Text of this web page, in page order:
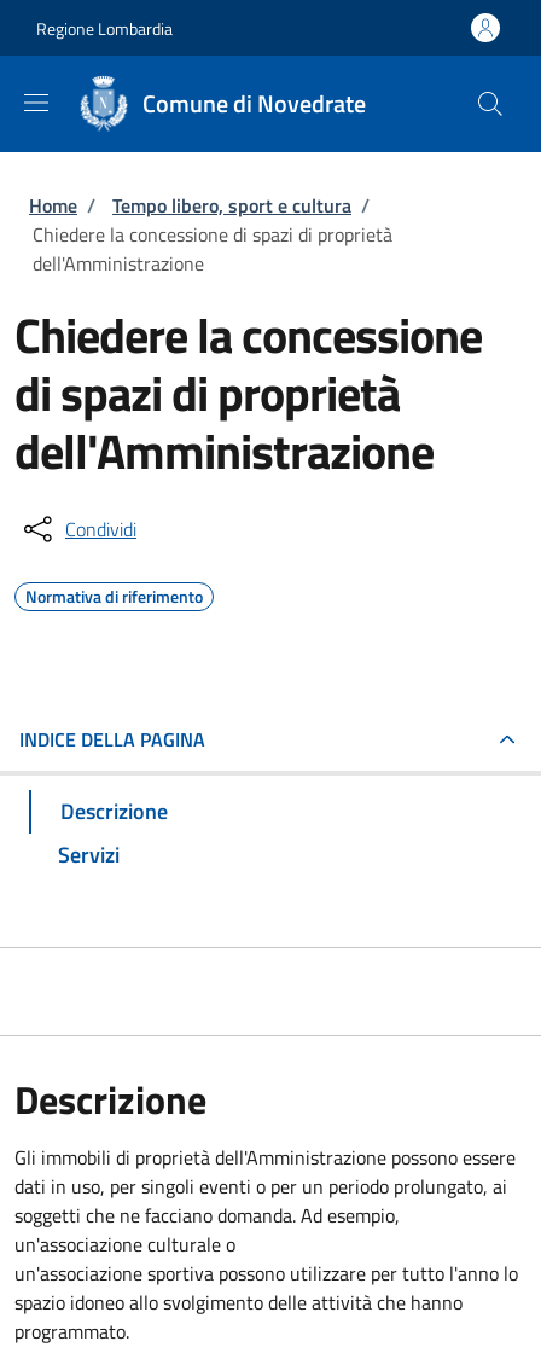
Regione Lombardia
Comune di Novedrate
Briciole di pane
Home / Tempo libero, sport e cultura /
Chiedere la concessione di spazi di proprietà
dell'Amministrazione
Chiedere la concessione
di spazi di proprietà
dell'Amministrazione
Condividi
Normativa di riferimento
INDICE DELLA PAGINA
Descrizione
Servizi
Descrizione
Gli immobili di proprietà dell'Amministrazione possono essere
dati in uso, per singoli eventi o per un periodo prolungato, ai
soggetti che ne facciano domanda. Ad esempio,
un'associazione culturale o
un'associazione sportiva possono utilizzare per tutto l'anno lo
spazio idoneo allo svolgimento delle attività che hanno
programmato.